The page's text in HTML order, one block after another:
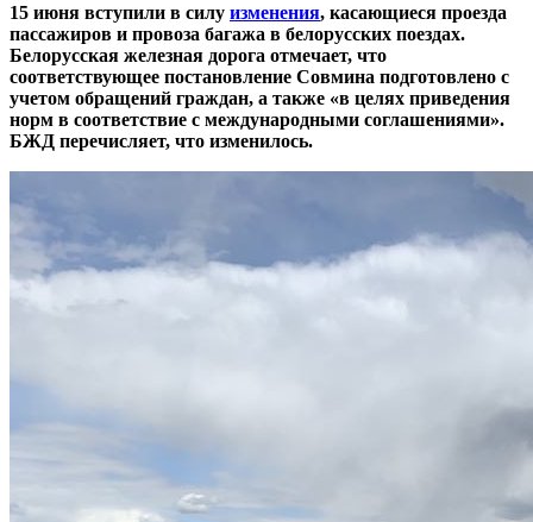
15 июня вступили в силу изменения, касающиеся проезда
пассажиров и провоза багажа в белорусских поездах.
Белорусская железная дорога отмечает, что
соответствующее постановление Совмина подготовлено с
учетом обращений граждан, а также «в целях приведения
норм в соответствие с международными соглашениями».
БЖД перечисляет, что изменилось.